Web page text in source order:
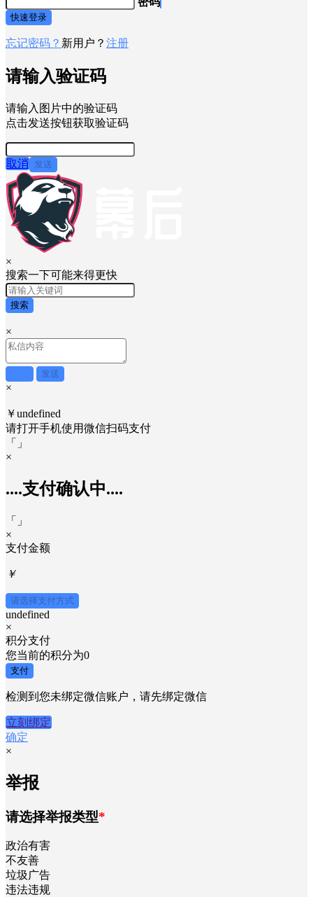
快速登录
忘记密码？ 新用户？ 注册
请输入验证码
请输入图片中的验证码
点击发送按钮获取验证码
取消 发送
×
搜索一下可能来得更快
搜索
×
发送
×
￥undefined
请打开手机使用微信扫码支付
「
」
×
....支付确认中....
「
」
×
支付金额
￥
请选择支付方式
undefined
×
积分支付
您当前的积分为0
支付
检测到您未绑定微信账户，请先绑定微信
立刻绑定
确定
×
举报
请选择举报类型*
政治有害
不友善
垃圾广告
违法违规